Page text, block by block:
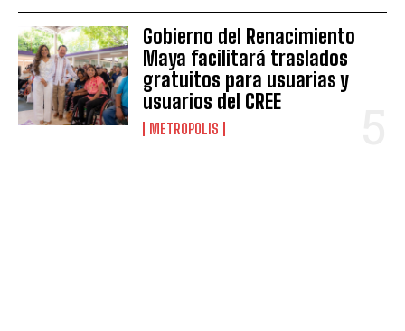
Gobierno del Renacimiento
Maya facilitará traslados
gratuitos para usuarias y
usuarios del CREE
METROPOLIS